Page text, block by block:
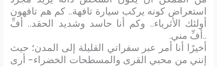
استعراض كونه يركب سيارة تافهة.. كم هم تافهون
أولئك الأثرياء.. وكم أنا حاسد وشديد الحقد.. أفِّ
..أفِّ مني.
أخيرًا أنا أمر عبر سفراتي القليلة إلى المدن؛ حيث
إنني من محبي القرى والمسطحات الخضراء- أرى